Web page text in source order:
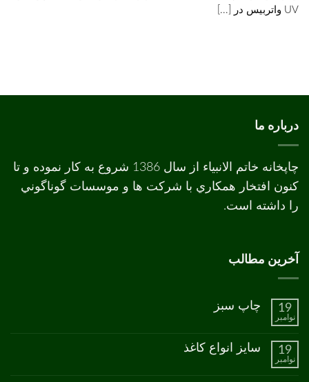
UV واتربیس در [...]
درباره ما
چاپخانه خاتم الانبیاء از سال 1386 شروع به کار نموده و تا
کنون افتخار همکاري با شرکت ها و موسسات گوناگوني
را داشته است.
آخرین مطالب
19
نوامبر
چاپ سبز
چاپ
ثبت
نشده
19
نوامبر
سایز انواع کاغذ